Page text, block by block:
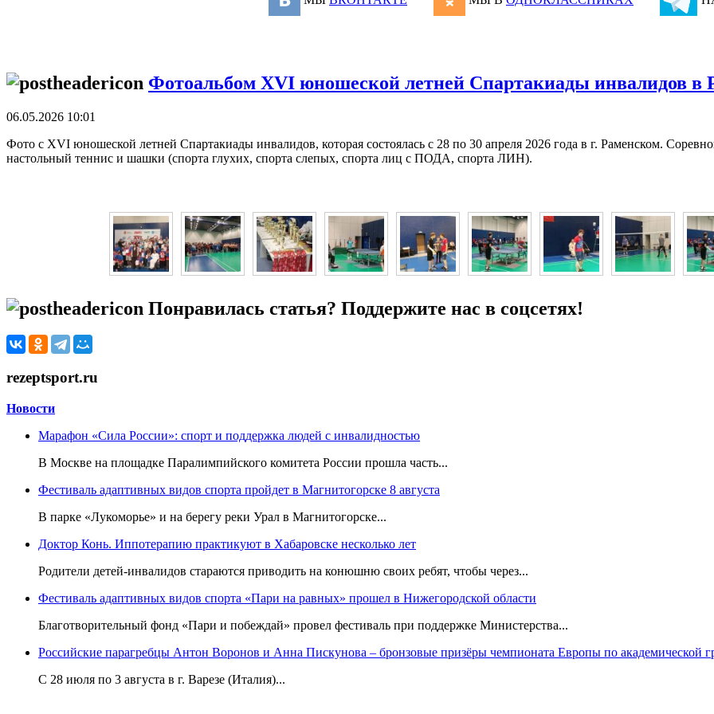
Фотоальбом XVI юношеской летней Спартакиады инвалидов в
06.05.2026 10:01
Фото с XVI юношеской летней Спартакиады инвалидов, которая состоялась с 28 по 30 апреля 2026 года в г. Раменском.
настольный теннис и шашки (спорта глухих, спорта слепых, спорта лиц с ПОДА, спорта ЛИН).
Понравилась статья? Поддержите нас в соцсетях!
rezeptsport.ru
Новости
Марафон «Сила России»: спорт и поддержка людей с инвалидностью
В Москве на площадке Паралимпийского комитета России прошла часть...
Фестиваль адаптивных видов спорта пройдет в Магнитогорске 8 августа
В парке «Лукоморье» и на берегу реки Урал в Магнитогорске...
Доктор Конь. Иппотерапию практикуют в Хабаровске несколько лет
Родители детей-инвалидов стараются приводить на конюшню своих ребят, чтобы через...
Фестиваль адаптивных видов спорта «Пари на равных» прошел в Нижегородской области
Благотворительный фонд «Пари и побеждай» провел фестиваль при поддержке Министерства...
Российские парагребцы Антон Воронов и Анна Пискунова – бронзовые призёры чемпионата Европы по академической
С 28 июля по 3 августа в г. Варезе (Италия)...